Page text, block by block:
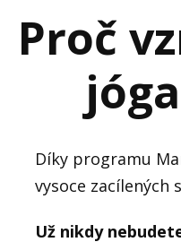
Proč
Díky programu
vysoce zacílených
Už nikdy